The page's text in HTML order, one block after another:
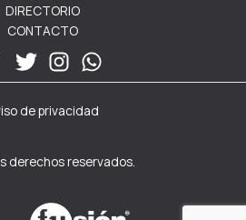
DIRECTORIO
CONTACTO
de privacidad
derechos reservados.